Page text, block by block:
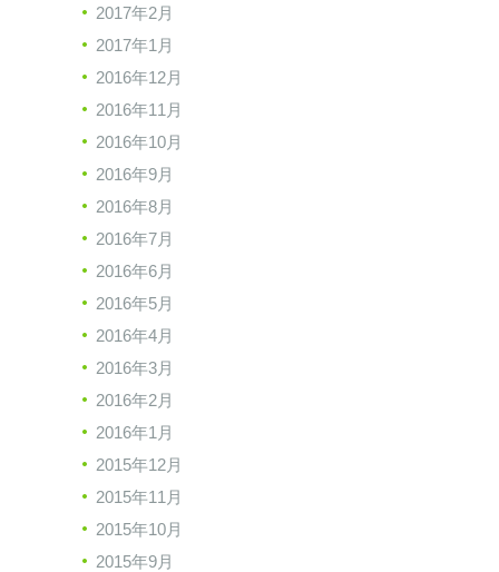
2017年2月
2017年1月
2016年12月
2016年11月
2016年10月
2016年9月
2016年8月
2016年7月
2016年6月
2016年5月
2016年4月
2016年3月
2016年2月
2016年1月
2015年12月
2015年11月
2015年10月
2015年9月